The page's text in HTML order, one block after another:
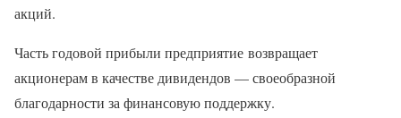
акций.
Часть годовой прибыли предприятие возвращает
акционерам в качестве дивидендов — своеобразной
благодарности за финансовую поддержку.